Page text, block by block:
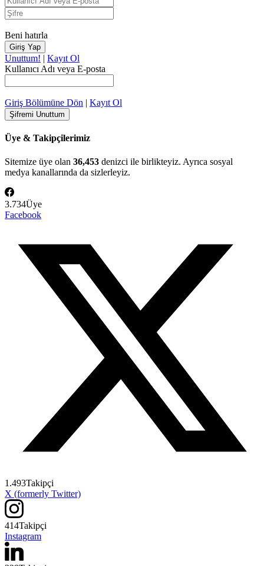
Beni hatırla
Unuttum! | Kayıt Ol
Kullanıcı Adı veya E-posta
Giriş Bölümüne Dön | Kayıt Ol
Üye & Takipçilerimiz
Sitemize üye olan 36,453 denizci ile birlikteyiz. Ayrıca sosyal
medya kanallarında da sizlerleyiz.
3.734Üye
Facebook
1.493Takipçi
X (formerly Twitter)
414Takipçi
Instagram